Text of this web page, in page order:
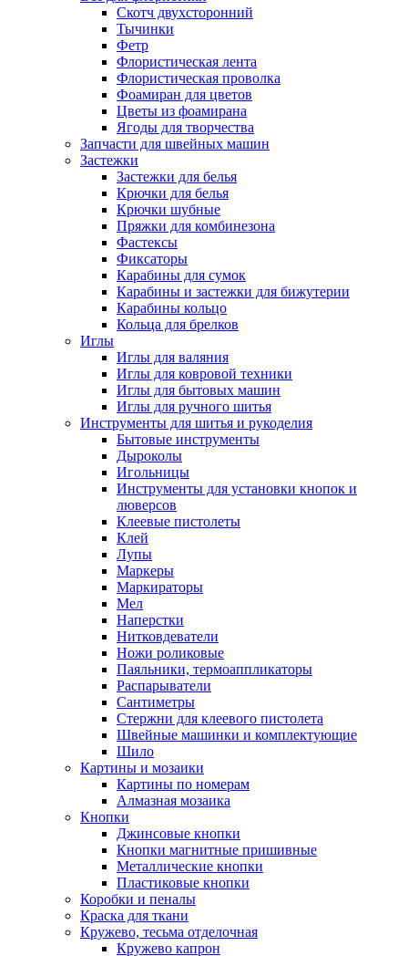
Скотч двухсторонний
Тычинки
Фетр
Флористическая лента
Флористическая проволка
Фоамиран для цветов
Цветы из фоамирана
Ягоды для творчества
Запчасти для швейных машин
Застежки
Застежки для белья
Крючки для белья
Крючки шубные
Пряжки для комбинезона
Фастексы
Фиксаторы
Карабины для сумок
Карабины и застежки для бижутерии
Карабины кольцо
Кольца для брелков
Иглы
Иглы для валяния
Иглы для ковровой техники
Иглы для бытовых машин
Иглы для ручного шитья
Инструменты для шитья и рукоделия
Бытовые инструменты
Дыроколы
Игольницы
Инструменты для установки кнопок и
люверсов
Клеевые пистолеты
Клей
Лупы
Маркеры
Маркираторы
Мел
Наперстки
Нитковдеватели
Ножи роликовые
Паяльники, термоаппликаторы
Распарыватели
Сантиметры
Стержни для клеевого пистолета
Швейные машинки и комплектующие
Шило
Картины и мозаики
Картины по номерам
Алмазная мозаика
Кнопки
Джинсовые кнопки
Кнопки магнитные пришивные
Металлические кнопки
Пластиковые кнопки
Коробки и пеналы
Краска для ткани
Кружево, тесьма отделочная
Кружево капрон